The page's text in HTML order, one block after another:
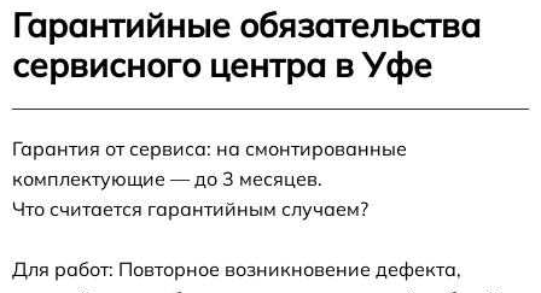
Гарантийные обязательства
сервисного центра в Уфе
Гарантия от сервиса: на смонтированные
комплектующие — до 3 месяцев.
Что считается гарантийным случаем?
Для работ: Повторное возникновение дефекта,